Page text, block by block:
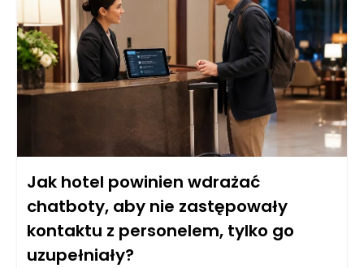
Jak hotel powinien wdrażać
chatboty, aby nie zastępowały
kontaktu z personelem, tylko go
uzupełniały?